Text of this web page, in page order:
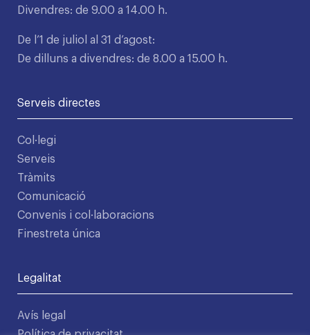
Divendres: de 9.00 a 14.00 h.
De l’1 de juliol al 31 d’agost:
De dilluns a divendres: de 8.00 a 15.00 h.
Serveis directes
Col·legi
Serveis
Tràmits
Comunicació
Convenis i col·laboracions
Finestreta única
Legalitat
Avís legal